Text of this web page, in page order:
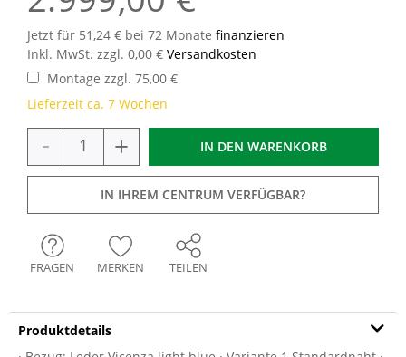
Jetzt für 51,24 € bei 72 Monate finanzieren
Inkl. MwSt. zzgl. 0,00 € Versandkosten
Lieferzeit ca. 7 Wochen
Montage zzgl. 75,00 €
- + IN DEN WARENKORB
IN IHREM CENTRUM VERFÜGBAR?
FRAGEN MERKEN TEILEN
Produktdetails